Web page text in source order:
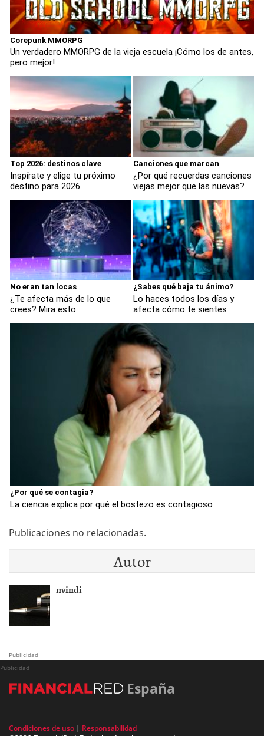
Corepunk MMORPG
Un verdadero MMORPG de la vieja escuela ¡Cómo los de antes,
pero mejor!
Top 2026: destinos clave
Inspírate y elige tu próximo
destino para 2026
Canciones que marcan
¿Por qué recuerdas canciones
viejas mejor que las nuevas?
No eran tan locas
¿Te afecta más de lo que
crees? Mira esto
¿Sabes qué baja tu ánimo?
Lo haces todos los días y
afecta cómo te sientes
¿Por qué se contagia?
La ciencia explica por qué el bostezo es contagioso
Publicaciones no relacionadas.
Autor
nvindi
Publicidad
Publicidad
España
Condiciones de uso | Responsabilidad